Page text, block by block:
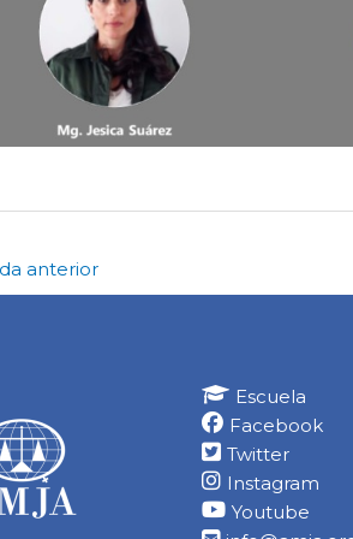
anterior
Escuela
Facebook
Twitter
Instagram
Youtube